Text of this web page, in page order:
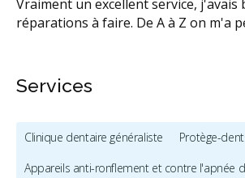
Vraiment un excellent service, j'avais
réparations à faire. De A à Z on m'a
Services
Clinique dentaire généraliste
Protège-
Appareils anti-ronflement et contre l'apnée